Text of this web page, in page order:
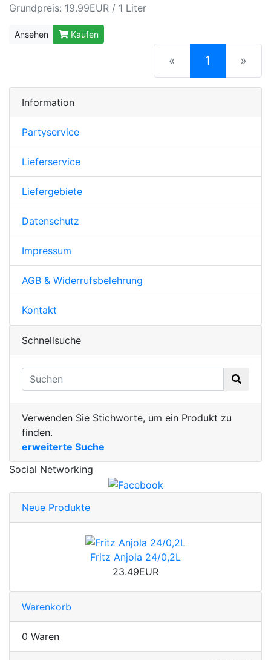
Grundpreis: 19.99EUR / 1 Liter
Ansehen Kaufen
« 1 (current)
»
Information
Partyservice
Lieferservice
Liefergebiete
Datenschutz
Impressum
AGB & Widerrufsbelehrung
Kontakt
Schnellsuche
Verwenden Sie Stichworte, um ein Produkt zu
finden.
erweiterte Suche
Social Networking
Neue Produkte
Fritz Anjola 24/0,2L
23.49EUR
Warenkorb
0 Waren